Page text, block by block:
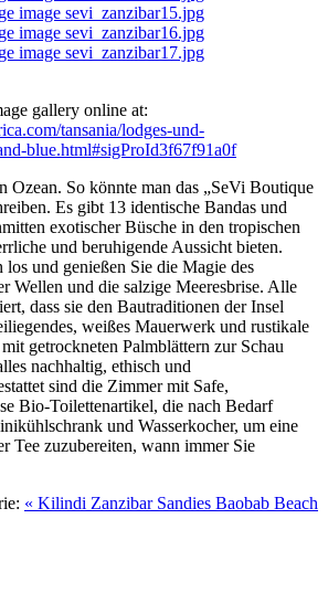
gallery online at:
tansania/lodges-und-
blue.html#sigProId3f67f91a0f
Ozean. So könnte man das „SeVi Boutique
Es gibt 13 identische Bandas und
exotischer Büsche in den tropischen
und beruhigende Aussicht bieten.
los und genießen Sie die Magie des
Wellen und die salzige Meeresbrise. Alle
dass sie den Bautraditionen der Insel
weißes Mauerwerk und rustikale
getrockneten Palmblättern zur Schau
nachhaltig, ethisch und
sind die Zimmer mit Safe,
Bio-Toilettenartikel, die nach Bedarf
und Wasserkocher, um eine
Tee zuzubereiten, wann immer Sie
« Kilindi Zanzibar Sandies Baobab Beach